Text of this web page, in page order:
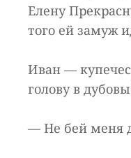
Елену
того ей замуж
Иван —
голову в
— Не бей меня